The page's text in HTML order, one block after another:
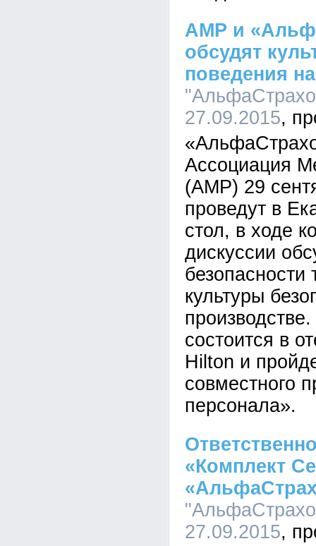
АМР и
обсудят
поведения
27.09.2015
Ассоциация
(АМР) 29
проведут в
стол, в ходе
дискуссии
безопасности
культуры
состоится в
Hilton и
совместного
персонала».
«Комплект
27.09.2015